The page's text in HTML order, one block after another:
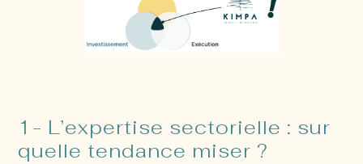
1- L’expertise sectorielle : sur
quelle tendance miser ?